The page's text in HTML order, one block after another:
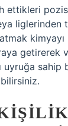
ettikleri
liglerinden
kimyayı
getirerek
uyruğa sahip